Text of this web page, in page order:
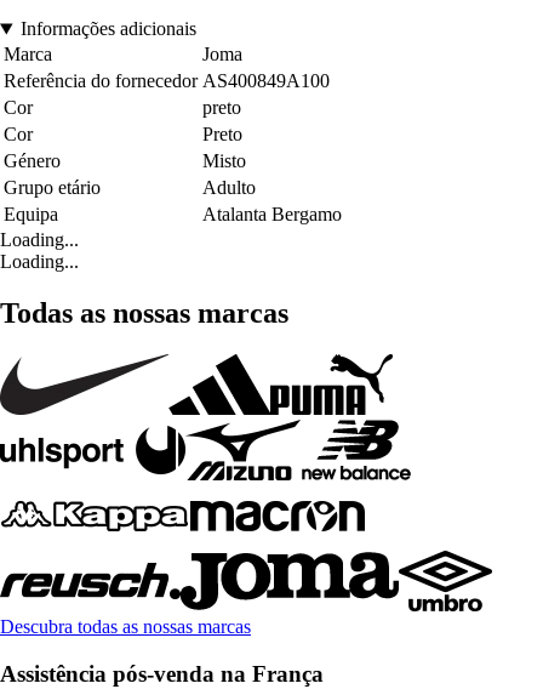
Informações adicionais
Marca
Joma
Referência do fornecedor AS400849A100
Cor
preto
Cor
Preto
Género
Misto
Grupo etário
Adulto
Equipa
Atalanta Bergamo
Loading...
Loading...
Todas as nossas marcas
Descubra todas as nossas marcas
Assistência pós-venda na França